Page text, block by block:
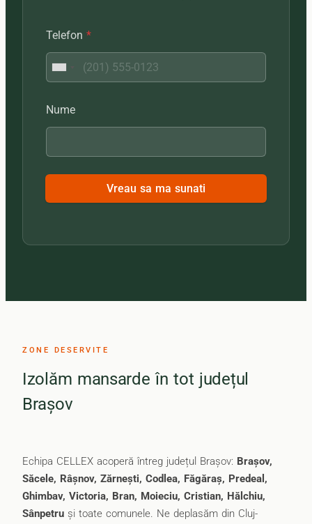
Telefon *
Nume
Vreau sa ma sunati
ZONE DESERVITE
Izolăm mansarde în tot județul
Brașov
Echipa CELLEX acoperă întreg județul Brașov: Brașov,
Săcele, Râșnov, Zărnești, Codlea, Făgăraș, Predeal,
Ghimbav, Victoria, Bran, Moieciu, Cristian, Hălchiu,
Sânpetru și toate comunele. Ne deplasăm din Cluj-